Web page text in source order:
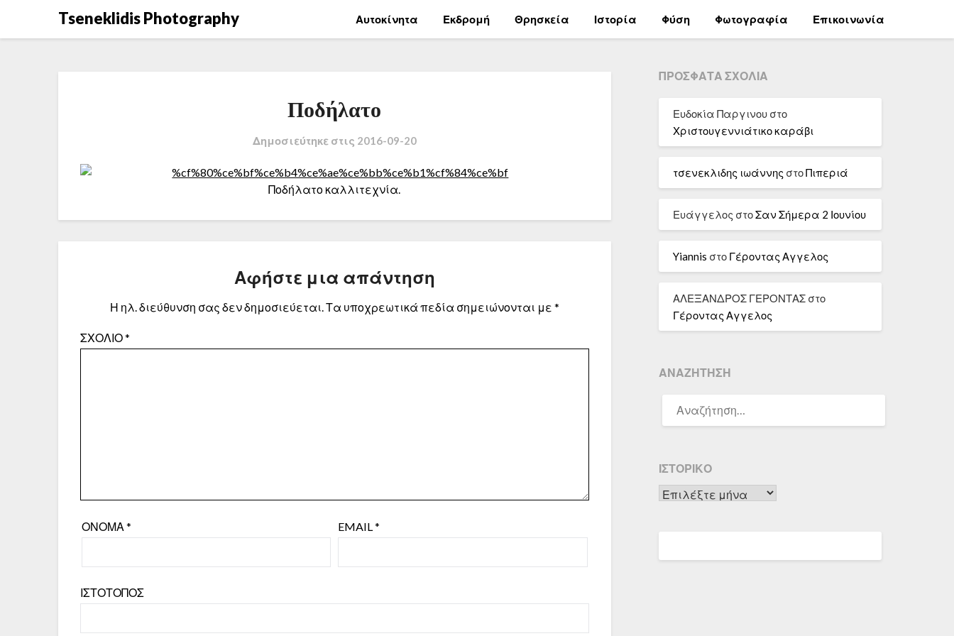
Tseneklidis Photography Αυτοκίνητα Εκδρομή Θρησκεία Ιστορία Φύση Φωτογραφία Επικοινωνία
Ποδήλατο
Δημοσιεύτηκε στις 2016-09-20
Ποδήλατο καλλιτεχνία.
Αφήστε μια απάντηση
Η ηλ. διεύθυνση σας δεν δημοσιεύεται.Τα υποχρεωτικά πεδία σημειώνονται με *
ΣΧΌΛΙΟ*
ΌΝΟΜΑ* EMAIL*
ΙΣΤΌΤΟΠΟΣ
ΠΡΌΣΦΑΤΑ ΣΧΌΛΙΑ
Ευδοκία Παργινουστο
Χριστουγεννιάτικο καράβι
τσενεκλιδης ιωάννης στοΠιπεριά
Ευάγγελος στοΣαν Σήμερα 2 Ιουνίου
Yiannis στο Γέροντας Αγγελος
ΑΛΕΞΑΝΔΡΟΣ ΓΕΡΟΝΤΑΣστο
Γέροντας Αγγελος
ΑΝΑΖΉΤΗΣΗ
ΓΙΑ:
ΙΣΤΟΡΙΚΌ
Ιστορικό